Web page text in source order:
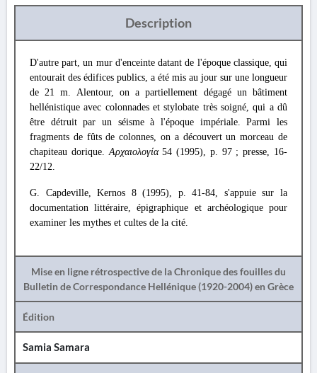
Description
D'autre part, un mur d'enceinte datant de l'époque classique, qui
entourait des édifices publics, a été mis au jour sur une longueur
de 21 m. Alentour, on a partiellement dégagé un bâtiment
hellénistique avec colonnades et stylobate très soigné, qui a dû
être détruit par un séisme à l'époque impériale. Parmi les
fragments de fûts de colonnes, on a découvert un morceau de
chapiteau dorique.Αρχαιολογία54 (1995), p. 97 ; presse, 16-
22/12.
G. Capdeville, Kernos 8 (1995), p. 41-84, s'appuie sur la
documentation littéraire, épigraphique et archéologique pour
examiner les mythes et cultes de la cité.
Mise en ligne rétrospective de la Chronique des fouilles du
Bulletin de Correspondance Hellénique (1920-2004) en Grèce
Édition
Samia Samara